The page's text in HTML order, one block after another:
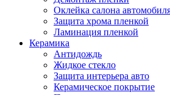
Оклейка салона
Защита хрома пленкой
Ламинация пленкой
Керамика
Антидождь
Жидкое стекло
Защита интерьера авто
Керамическое покрытие